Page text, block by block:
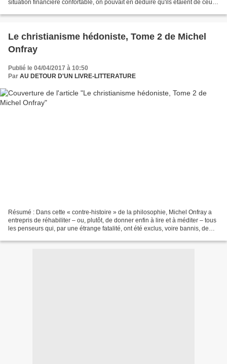
situation financière confortable, on pouvait en déduire qu'ils étaient de ceux
Le christianisme hédoniste, Tome 2 de Michel
Onfray
Publié le 04/04/2017 à 10:50
Par AU DETOUR D'UN LIVRE-LITTERATURE
Résumé : Dans cette « contre-histoire » de la philosophie, Michel Onfray a
entrepris de réhabiliter – ou, plutôt, de donner enfin à lire et à méditer – tous
les penseurs qui, par une étrange fatalité, ont été exclus, voire bannis, de